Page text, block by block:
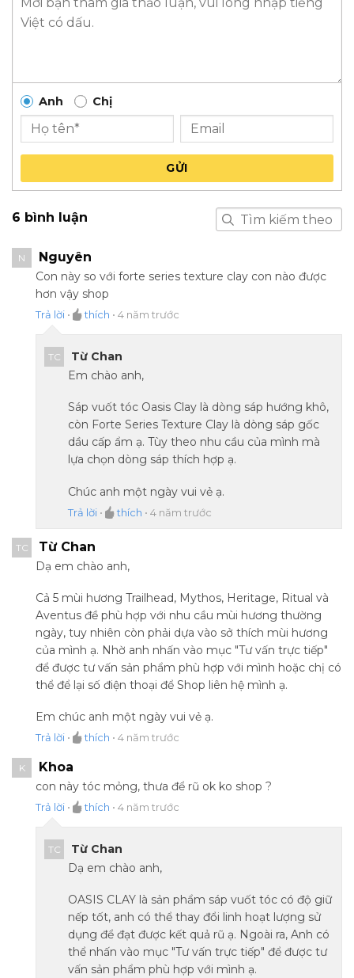
Anh Chị
GỬI
6 bình luận
N Nguyên
Con này so với forte series texture clay con nào được
hơn vậy shop
Trả lời • thích • 4 năm trước
TC
Từ Chan
Em chào anh,
Sáp vuốt tóc Oasis Clay là dòng sáp hướng khô,
còn Forte Series Texture Clay là dòng sáp gốc
dầu cấp ẩm ạ. Tùy theo nhu cầu của mình mà
lựa chọn dòng sáp thích hợp ạ.
Chúc anh một ngày vui vẻ ạ.
Trả lời • thích • 4 năm trước
TC Từ Chan
Dạ em chào anh,
Cả 5 mùi hương Trailhead, Mythos, Heritage, Ritual và
Aventus đề phù hợp với nhu cầu mùi hương thường
ngày, tuy nhiên còn phải dựa vào sở thích mùi hương
của mình ạ. Nhờ anh nhấn vào mục "Tư vấn trực tiếp"
để được tư vấn sản phẩm phù hợp với mình hoặc chị có
thể để lại số điện thoại để Shop liên hệ mình ạ.
Em chúc anh một ngày vui vẻ ạ.
Trả lời • thích • 4 năm trước
K Khoa
con này tóc mỏng, thưa để rũ ok ko shop ?
Trả lời • thích • 4 năm trước
TC
Từ Chan
Dạ em chào anh,
OASIS CLAY là sản phẩm sáp vuốt tóc có độ giữ
nếp tốt, anh có thể thay đổi linh hoạt lượng sử
dụng để đạt được kết quả rũ ạ. Ngoài ra, Anh có
thể nhấn vào mục "Tư vấn trực tiếp" để được tư
vấn sản phẩm phù hợp với mình ạ.